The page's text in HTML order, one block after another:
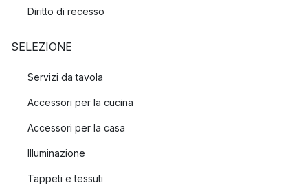
Diritto di recesso
SELEZIONE
Servizi da tavola
Accessori per la cucina
Accessori per la casa
Illuminazione
Tappeti e tessuti